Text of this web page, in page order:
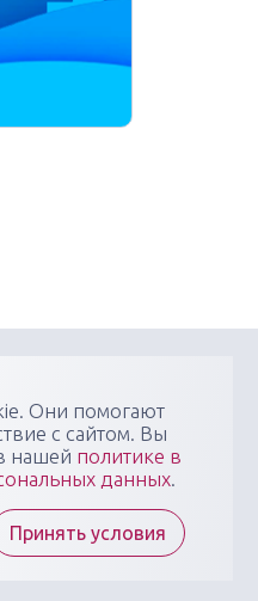
мероприятий
онлайн- и
медицинских
ответить на
Они помогают
с сайтом. Вы
нашей политике в
данных.
Принять условия